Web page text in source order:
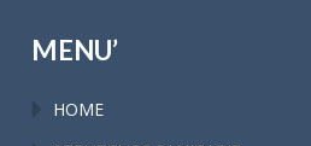
MENU’
HOME